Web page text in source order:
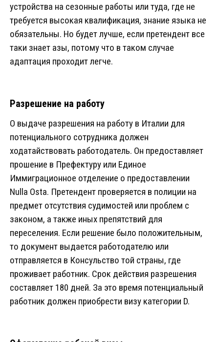
устройства на сезонные работы или туда, где не
требуется высокая квалификация, знание языка не
обязательны. Но будет лучше, если претендент все
таки знает азы, потому что в таком случае
адаптация проходит легче.
Разрешение на работу
О выдаче разрешения на работу в Италии для
потенциального сотрудника должен
ходатайствовать работодатель. Он предоставляет
прошение в Префектуру или Единое
Иммиграционное отделение о предоставлении
Nulla Osta. Претендент проверяется в полиции на
предмет отсутствия судимостей или проблем с
законом, а также иных препятствий для
переселения. Если решение было положительным,
то документ выдается работодателю или
отправляется в Консульство той страны, где
проживает работник. Срок действия разрешения
составляет 180 дней. За это время потенциальный
работник должен приобрести визу категории D.